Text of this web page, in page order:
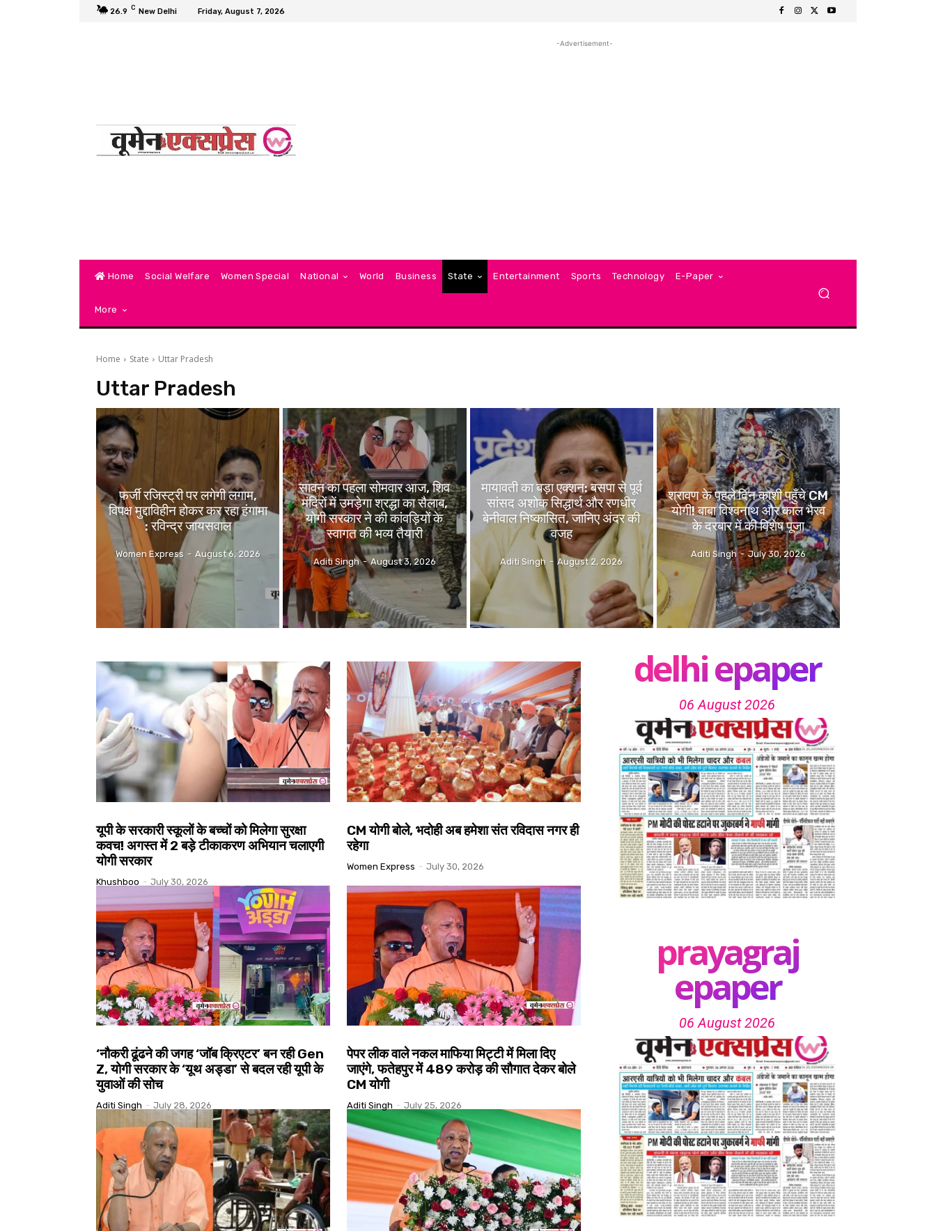
26.9 C New Delhi Friday, August 7, 2026
-Advertisement-
Home Social Welfare Women Special National World Business State Entertainment Sports Technology E-Paper
More
Home State Uttar Pradesh
Uttar Pradesh
फर्जी रजिस्ट्री पर लगेगी लगाम,
विपक्ष मुद्दाविहीन होकर कर रहा हंगामा
: रविन्द्र जायसवाल
Women Express - August 6, 2026
सावन का पहला सोमवार आज, शिव
मंदिरों में उमड़ेगा श्रद्धा का सैलाब,
योगी सरकार ने की कांवड़ियों के
स्वागत की भव्य तैयारी
Aditi Singh - August 3, 2026
मायावती का बड़ा एक्शन: बसपा से पूर्व
सांसद अशोक सिद्धार्थ और रणधीर
बेनीवाल निष्कासित, जानिए अंदर की
वजह
Aditi Singh - August 2, 2026
श्रावण के पहले दिन काशी पहुँचे CM
योगी! बाबा विश्वनाथ और काल भैरव
के दरबार में की विशेष पूजा
Aditi Singh - July 30, 2026
यूपी के सरकारी स्कूलों के बच्चों को मिलेगा सुरक्षा
कवच! अगस्त में 2 बड़े टीकाकरण अभियान चलाएगी
योगी सरकार
Khushboo - July 30, 2026
CM योगी बोले, भदोही अब हमेशा संत रविदास नगर ही
रहेगा
Women Express - July 30, 2026
‘नौकरी ढूंढने की जगह ‘जॉब क्रिएटर’ बन रही Gen
Z, योगी सरकार के ‘यूथ अड्डा’ से बदल रही यूपी के
युवाओं की सोच
Aditi Singh - July 28, 2026
पेपर लीक वाले नकल माफिया मिट्टी में मिला दिए
जाएंगे, फतेहपुर में ₹489 करोड़ की सौगात देकर बोले
CM योगी
Aditi Singh - July 25, 2026
delhi epaper
06 August 2026
prayagraj
epaper
06 August 2026